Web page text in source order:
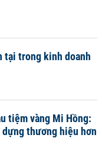
tại trong kinh doanh
tiệm vàng Mi Hồng:
thương hiệu hơn